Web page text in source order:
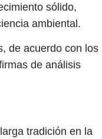
sólido,
ambiental.
de acuerdo con los
de análisis
tradición en la